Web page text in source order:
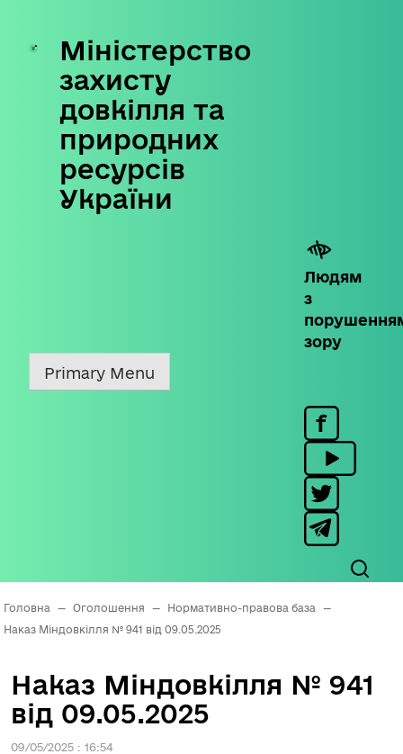
Skip
content
Міністерство
захисту
довкілля та
природних
ресурсів
України
Людям
з
зору
Primary Menu
Головна — Оголошення — Нормативно-правова база
—
Наказ Міндовкілля № 941 від 09.05.2025
Наказ Міндовкілля № 941
від 09.05.2025
09/05/2025 : 16:54